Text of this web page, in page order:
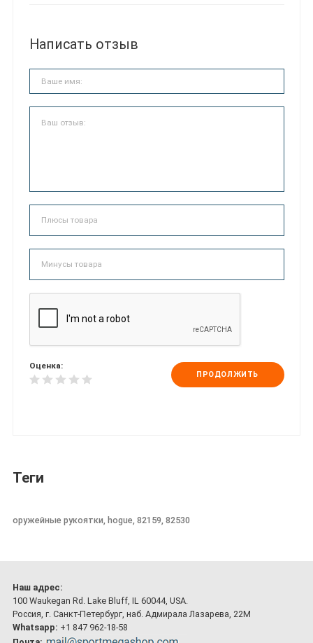
Написать отзыв
Оценка:
ПРОДОЛЖИТЬ
Теги
оружейные рукоятки, hogue, 82159, 82530
Наш адрес:
100 Waukegan Rd. Lake Bluff, IL 60044, USA.
Россия, г. Санкт-Петербург, наб. Адмирала Лазарева, 22М
Whatsapp: +1 847 962-18-58